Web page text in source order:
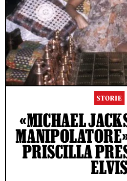
STORIE
«MICHAEL
PRISCILLA
ELVIS